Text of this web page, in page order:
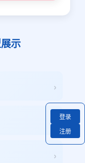
示
›
›
登录
注册